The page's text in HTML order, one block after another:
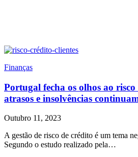
Finanças
Portugal fecha os olhos ao
atrasos e insolvências
Outubro 11, 2023
A gestão de risco de crédito é um tema
Segundo o estudo realizado pela…